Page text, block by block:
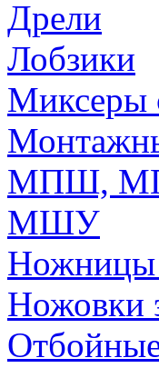
Дрели
Лобзики
Миксеры
МПШ,
МШУ
Ножницы
Ножовки